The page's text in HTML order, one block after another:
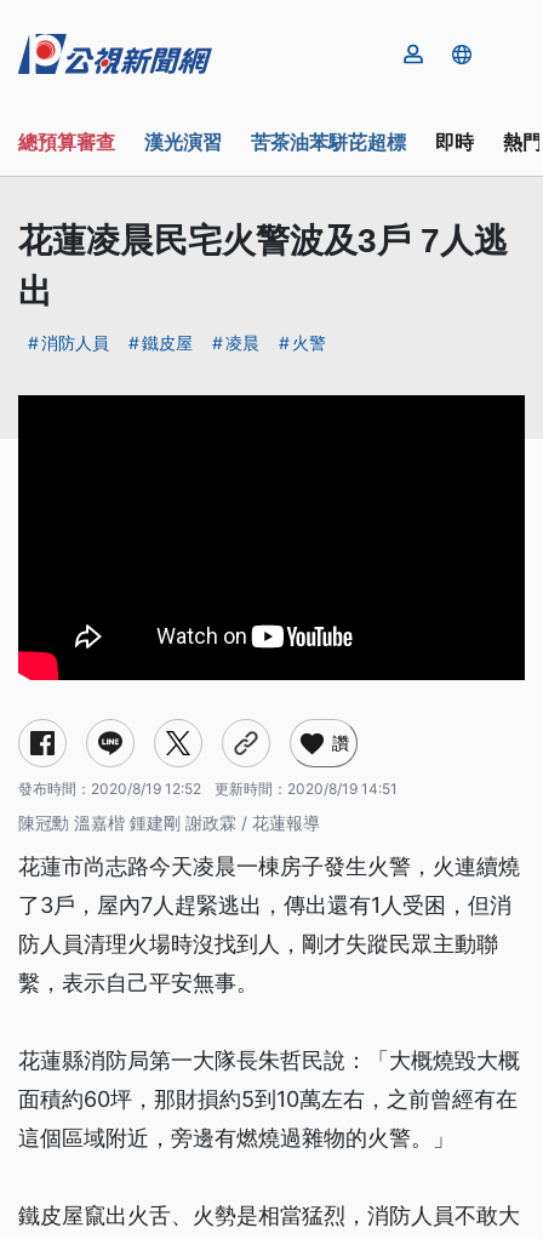
總預算審查 漢光演習 苦茶油苯駢芘超標 即時 熱
花蓮凌晨民宅火警波及3戶 7人逃
出
消防人員 鐵皮屋 凌晨 火警
讚
發布時間： 2020/8/19 12:52 更新時間： 2020/8/19 14:51
陳冠勳 溫嘉楷 鍾建剛 謝政霖 / 花蓮報導
花蓮市尚志路今天凌晨一棟房子發生火警，火連續燒
了3戶，屋內7人趕緊逃出，傳出還有1人受困，但消
防人員清理火場時沒找到人，剛才失蹤民眾主動聯
繫，表示自己平安無事。
花蓮縣消防局第一大隊長朱哲民說：「大概燒毀大概
面積約60坪，那財損約5到10萬左右，之前曾經有在
這個區域附近，旁邊有燃燒過雜物的火警。」
鐵皮屋竄出火舌、火勢是相當猛烈，消防人員不敢大